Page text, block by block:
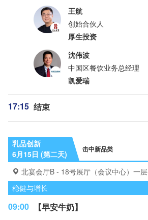
王航
创始合伙人
厚生投资
沈伟波
中国区餐饮业务总经理
凯爱瑞
17:15 结束
乳品创新
6月15日 (第二天)
击中新品类
北宴会厅B - 18号展厅（会议中心）一层
稳健与增长
09:00 【早安牛奶】